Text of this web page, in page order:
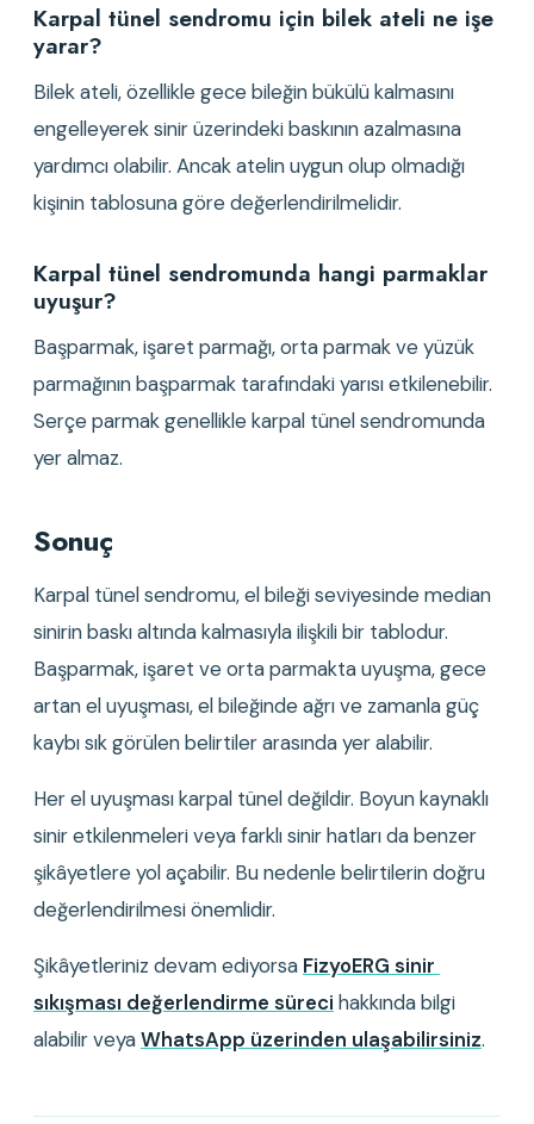
Karpal tünel sendromu için bilek ateli ne işe
yarar?
Bilek ateli, özellikle gece bileğin bükülü kalmasını
engelleyerek sinir üzerindeki baskının azalmasına
yardımcı olabilir. Ancak atelin uygun olup olmadığı
kişinin tablosuna göre değerlendirilmelidir.
Karpal tünel sendromunda hangi parmaklar
uyuşur?
Başparmak, işaret parmağı, orta parmak ve yüzük
parmağının başparmak tarafındaki yarısı etkilenebilir.
Serçe parmak genellikle karpal tünel sendromunda
yer almaz.
Sonuç
Karpal tünel sendromu, el bileği seviyesinde median
sinirin baskı altında kalmasıyla ilişkili bir tablodur.
Başparmak, işaret ve orta parmakta uyuşma, gece
artan el uyuşması, el bileğinde ağrı ve zamanla güç
kaybı sık görülen belirtiler arasında yer alabilir.
Her el uyuşması karpal tünel değildir. Boyun kaynaklı
sinir etkilenmeleri veya farklı sinir hatları da benzer
şikâyetlere yol açabilir. Bu nedenle belirtilerin doğru
değerlendirilmesi önemlidir.
Şikâyetleriniz devam ediyorsa FizyoERG sinir
sıkışması değerlendirme süreci hakkında bilgi
alabilir veya WhatsApp üzerinden ulaşabilirsiniz.